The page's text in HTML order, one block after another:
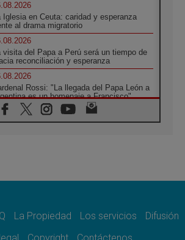
Iglesia en Ceuta: caridad y esperanza
al drama migratorio
visita del Papa a Perú será un tiempo de
reconciliación y esperanza
Rossi: "La llegada del Papa León a
es un homenaje a Francisco"
Asís, León XIV invita a los jóvenes a
para afrontar los urgentes desafíos
La Propiedad Los servicios
Difusión